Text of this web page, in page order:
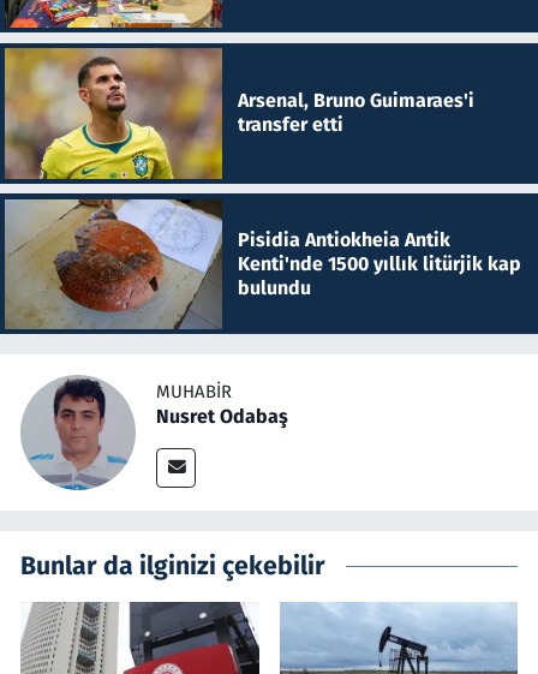
Arsenal, Bruno Guimaraes'i
transfer etti
Pisidia Antiokheia Antik
Kenti'nde 1500 yıllık litürjik kap
bulundu
MUHABIR
Nusret Odabaş
Bunlar da ilginizi çekebilir